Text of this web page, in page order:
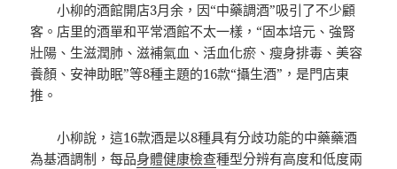
小柳的酒館開店3月余，因“中藥調酒”吸引了不少顧
客。店里的酒單和平常酒館不太一樣，“固本培元、強腎
壯陽、生滋潤肺、滋補氣血、活血化瘀、瘦身排毒、美容
養顏、安神助眠”等8種主題的16款“攝生酒”，是門店東
推。
小柳說，這16款酒是以8種具有分歧功能的中藥藥酒
為基酒調制，每品身體健康檢查種型分辨有高度和低度兩